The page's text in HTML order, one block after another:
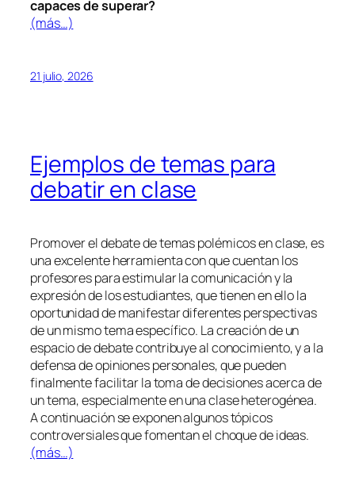
capaces de superar?
(más…)
21 julio, 2026
Ejemplos de temas para
debatir en clase
Promover el debate de temas polémicos en clase, es
una excelente herramienta con que cuentan los
profesores para estimular la comunicación y la
expresión de los estudiantes, que tienen en ello la
oportunidad de manifestar diferentes perspectivas
de un mismo tema específico. La creación de un
espacio de debate contribuye al conocimiento, y a la
defensa de opiniones personales, que pueden
finalmente facilitar la toma de decisiones acerca de
un tema, especialmente en una clase heterogénea.
A continuación se exponen algunos tópicos
controversiales que fomentan el choque de ideas.
(más…)